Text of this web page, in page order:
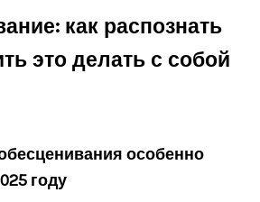
как распознать
это делать с собой
особенно
году